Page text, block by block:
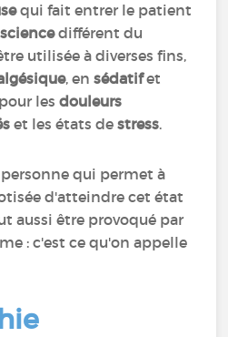
qui fait entrer le patient
différent du
utilisée à diverses fins,
, ensédatifet
lesdouleurs
et les états destress.
qui permet à
d'atteindre cet état
aussi être provoqué par
: c'est ce qu'on appelle